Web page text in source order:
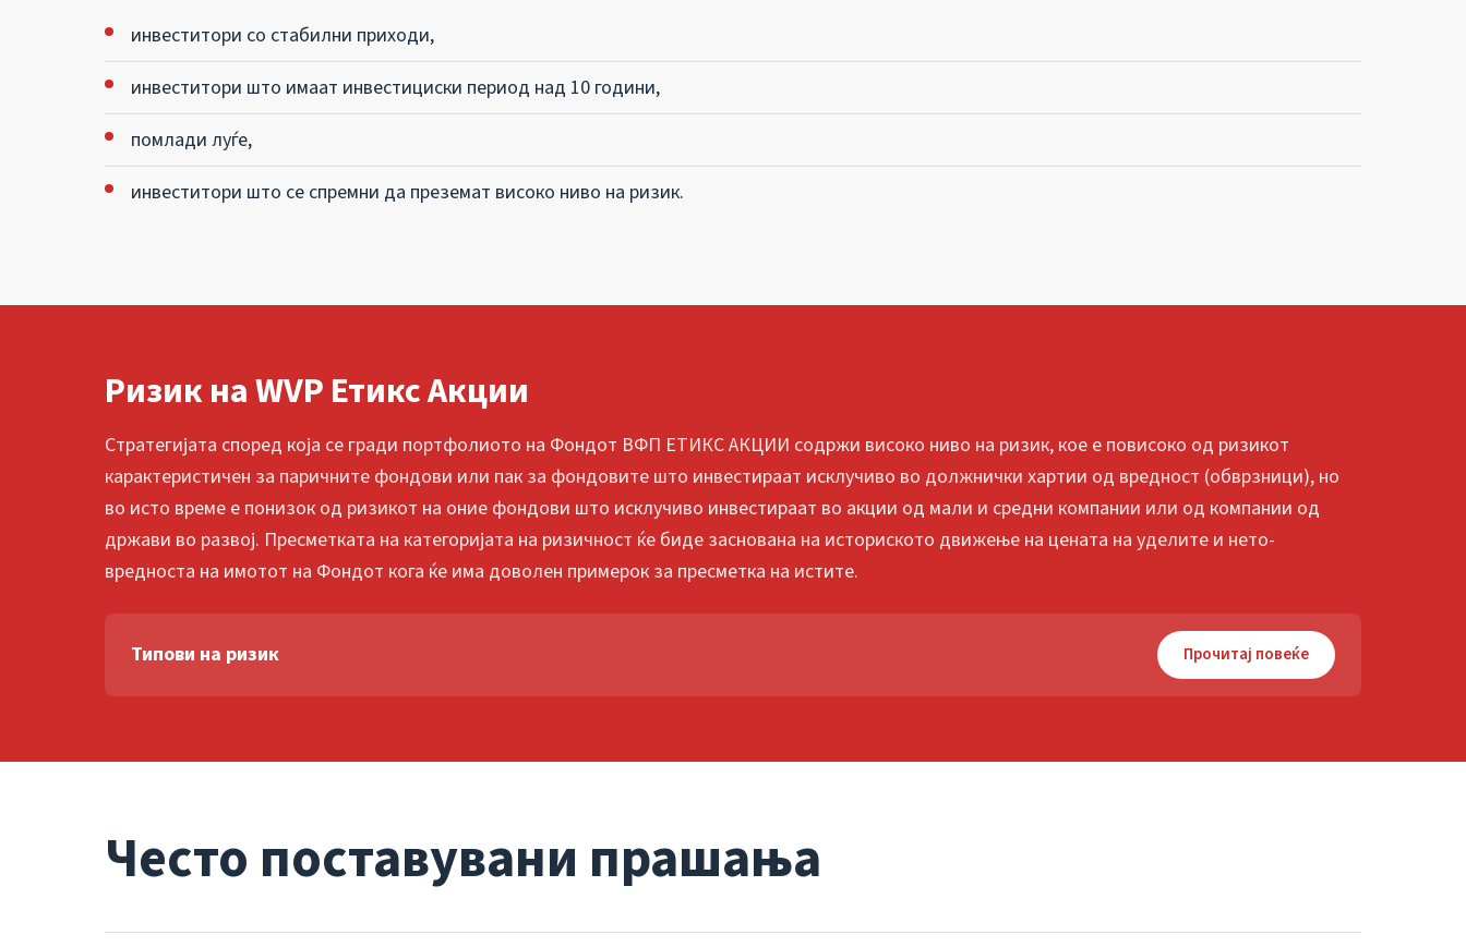
инвеститори со стабилни приходи,
инвеститори што имаат инвестициски период над 10 години,
помлади луѓе,
инвеститори што се спремни да преземат високо ниво на ризик.
Ризик на WVP Етикс Акции
Стратегијата според која се гради портфолиото на Фондот ВФП ЕТИКС АКЦИИ содржи високо ниво на ризик, кое е повисоко од ризикот
карактеристичен за паричните фондови или пак за фондовите што инвестираат исклучиво во должнички хартии од вредност (обврзници), но
во исто време е понизок од ризикот на оние фондови што исклучиво инвестираат во акции од мали и средни компании или од компании од
држави во развој. Пресметката на категоријата на ризичност ќе биде заснована на историското движење на цената на уделите и нето-
вредноста на имотот на Фондот кога ќе има доволен примерок за пресметка на истите.
Типови на ризик Прочитај повеќе
Често поставувани прашања